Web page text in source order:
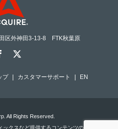
区外神田3-13-8 FTK秋葉原
プ カスタマーサポート EN
All Rights Reserved.
ックスなど提供するコンテンツの